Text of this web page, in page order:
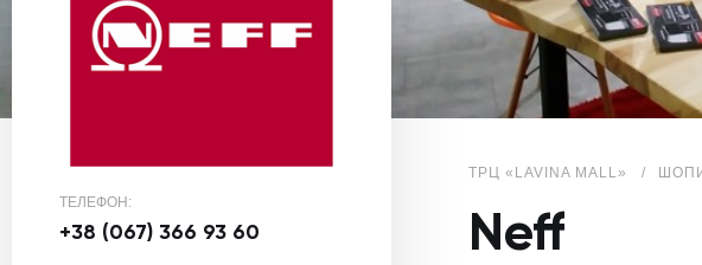
ТЕЛЕФОН:
+38 (067) 366 93 60
ТРЦ «LAVINA MALL»
Neff